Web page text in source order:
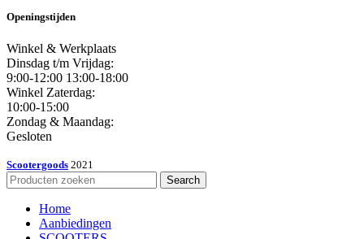
Openingstijden
Winkel & Werkplaats
Dinsdag t/m Vrijdag:
9:00-12:00 13:00-18:00
Winkel Zaterdag:
10:00-15:00
Zondag & Maandag:
Gesloten
Scootergoods 2021
Search
Home
Aanbiedingen